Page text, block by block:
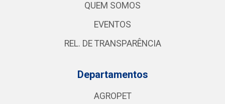
QUEM SOMOS
EVENTOS
REL. DE TRANSPARÊNCIA
Departamentos
AGROPET